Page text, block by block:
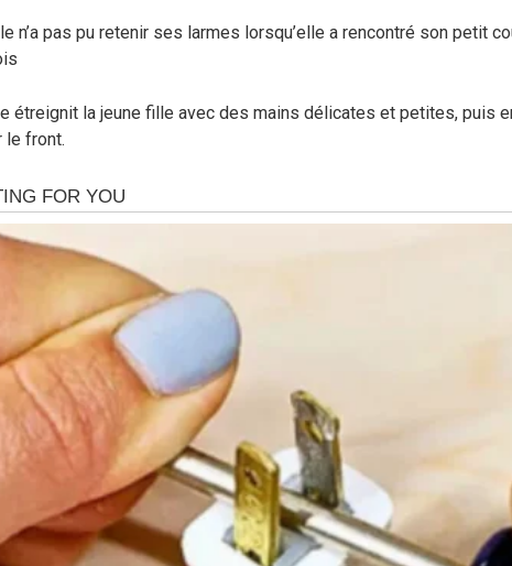
n’a pas pu retenir ses larmes lorsqu’elle a rencontré son petit
étreignit la jeune fille avec des mains délicates et petites, puis
le front.